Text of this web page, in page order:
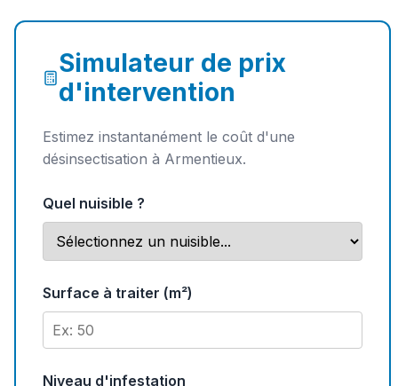
Simulateur de prix
d'intervention
Estimez instantanément le coût d'une
désinsectisation à Armentieux.
Quel nuisible ?
Surface à traiter (m²)
Niveau d'infestation